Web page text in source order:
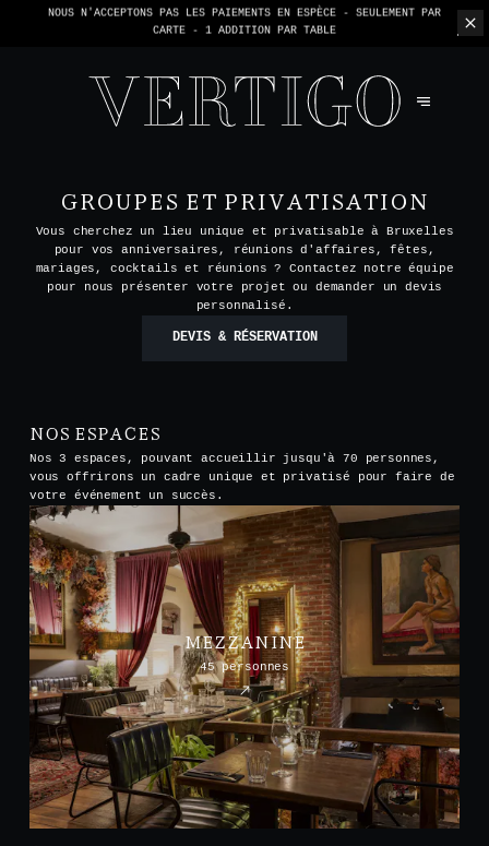
NOUS N'ACCEPTONS PAS LES PAIEMENTS EN ESPÈCE - SEULEMENT PAR
CARTE - 1 ADDITION PAR TABLE
GROUPES ET PRIVATISATION
Vous cherchez un lieu unique et privatisable à Bruxelles
pour vos anniversaires, réunions d'affaires, fêtes,
mariages, cocktails et réunions ? Contactez notre équipe
pour nous présenter votre projet ou demander un devis
personnalisé.
DEVIS & RÉSERVATION
NOS ESPACES
Nos 3 espaces, pouvant accueillir jusqu'à 70 personnes,
vous offrirons un cadre unique et privatisé pour faire de
votre événement un succès.
MEZZANINE
45 personnes